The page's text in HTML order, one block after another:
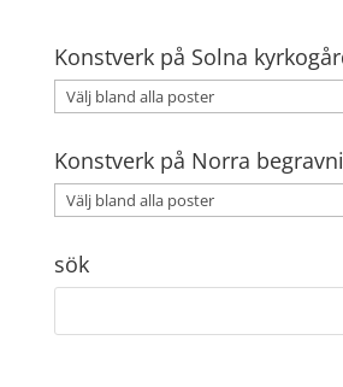
Konstverk på Solna
Konstverk på Norra
sök